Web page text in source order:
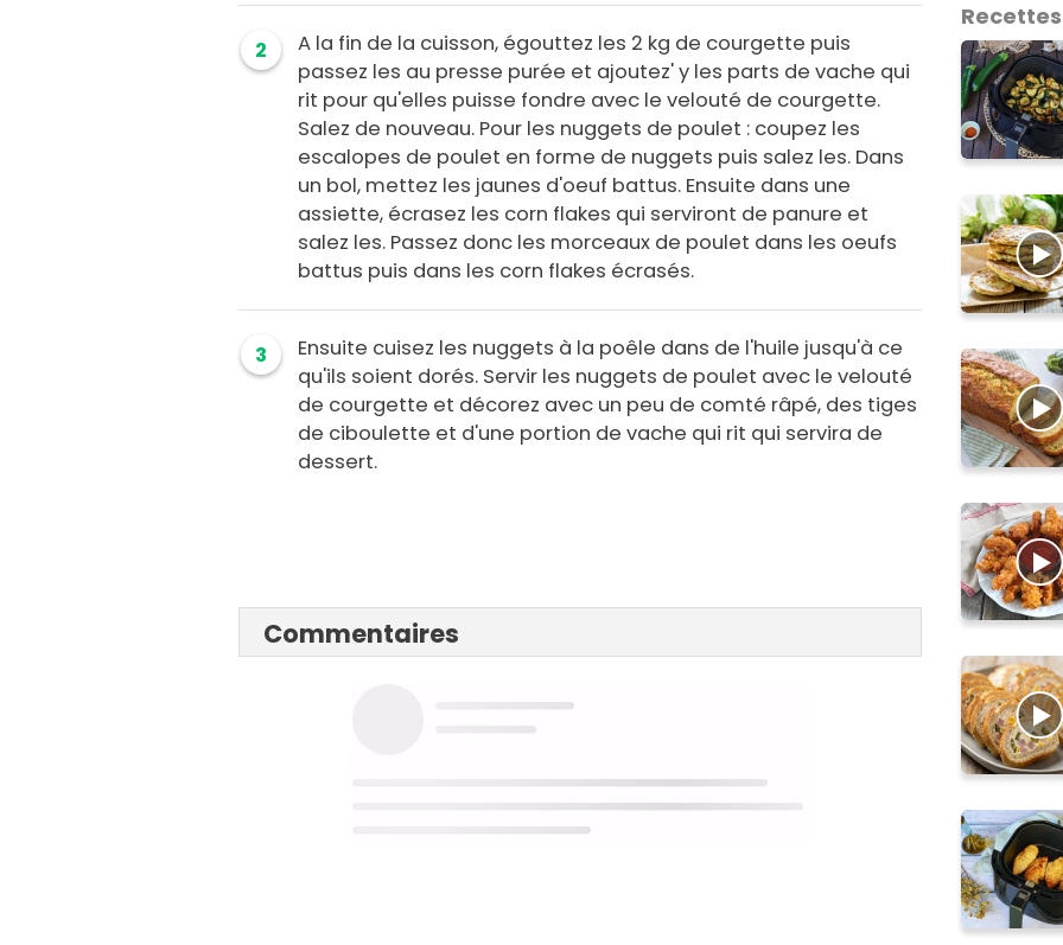
2
A la fin de la cuisson, égouttez les 2 kg de courgette puis
passez les au presse purée et ajoutez' y les parts de vache qui
rit pour qu'elles puisse fondre avec le velouté de courgette.
Salez de nouveau. Pour les nuggets de poulet : coupez les
escalopes de poulet en forme de nuggets puis salez les. Dans
un bol, mettez les jaunes d'oeuf battus. Ensuite dans une
assiette, écrasez les corn flakes qui serviront de panure et
salez les. Passez donc les morceaux de poulet dans les oeufs
battus puis dans les corn flakes écrasés.
3
Ensuite cuisez les nuggets à la poêle dans de l'huile jusqu'à ce
qu'ils soient dorés. Servir les nuggets de poulet avec le velouté
de courgette et décorez avec un peu de comté râpé, des tiges
de ciboulette et d'une portion de vache qui rit qui servira de
dessert.
Commentaires